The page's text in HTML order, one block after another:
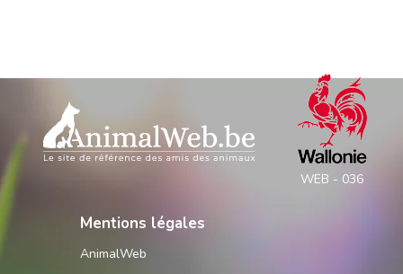
WEB - 036
Mentions légales
AnimalWeb